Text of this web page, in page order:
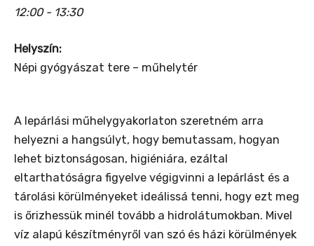
12:00 - 13:30
Helyszín:
Népi gyógyászat tere – műhelytér
A lepárlási műhelygyakorlaton szeretném arra
helyezni a hangsúlyt, hogy bemutassam, hogyan
lehet biztonságosan, higiéniára, ezáltal
eltarthatóságra figyelve végigvinni a lepárlást és a
tárolási körülményeket ideálissá tenni, hogy ezt meg
is őrizhessük minél tovább a hidrolátumokban. Mivel
víz alapú készítményről van szó és házi körülmények